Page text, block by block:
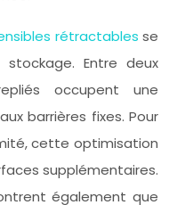
rétractables se
Entre deux
occupent une
barrières fixes. Pour
cette optimisation
supplémentaires.
également que